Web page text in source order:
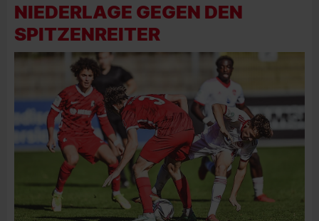
NIEDERLAGE GEGEN DEN
SPITZENREITER